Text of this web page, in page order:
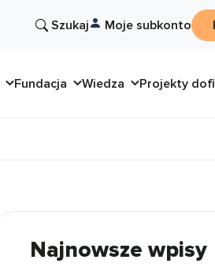
Szukaj Moje subkonto
Fundacja Wiedza Projekty
Najnowsze wpisy